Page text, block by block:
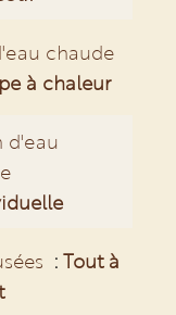
chaude
à chaleur
d'eau
Tout à